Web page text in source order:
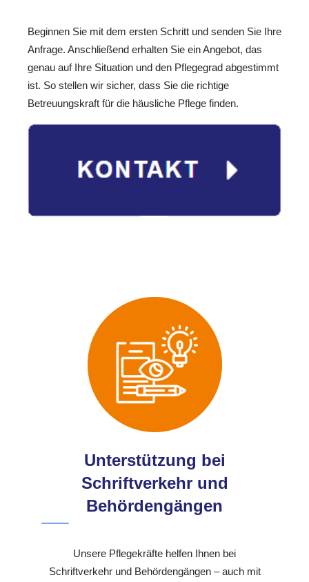
Beginnen Sie mit dem ersten Schritt und senden Sie Ihre
Anfrage. Anschließend erhalten Sie ein Angebot, das
genau auf Ihre Situation und den Pflegegrad abgestimmt
ist. So stellen wir sicher, dass Sie die richtige
Betreuungskraft für die häusliche Pflege finden.
Unterstützung bei
Schriftverkehr und
Behördengängen
Unsere Pflegekräfte helfen Ihnen bei
Schriftverkehr und Behördengängen – auch mit